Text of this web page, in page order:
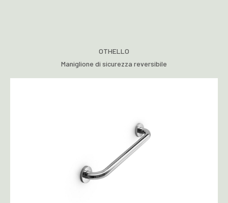
OTHELLO
Maniglione di sicurezza reversibile